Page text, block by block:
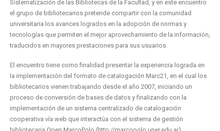
Sistematización de las Bibliotecas de la Facultad, y en este encuentro
el grupo de bibliotecarios pretende compartir con la comunidad
universitaria los avances logrados en la adopción de normas y
tecnologías que permiten el mejor aprovechamiento de la información,
traducidos en mayores prestaciones para sus usuarios.
El encuentro tiene como finalidad presentar la experiencia lograda en
la implementación del formato de catalogación Marc21, en el cual los
bibliotecarios vienen trabajando desde el año 2007, iniciando un
proceso de conversión de bases de datos y finalizando con la
implementación de un sistema centralizado de catalogación
cooperativa vía web que interactúa con el sistema de gestión